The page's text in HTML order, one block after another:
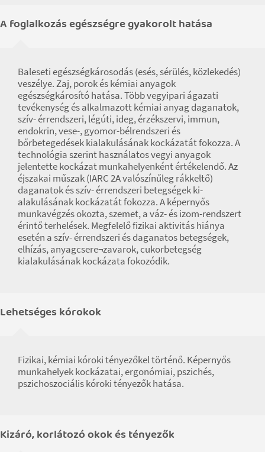
A foglalkozás egészségre gyakorolt hatása
Baleseti egészségkárosodás (esés, sérülés, közlekedés)
veszélye. Zaj, porok és kémiai anyagok
egészségkárosító hatása. Több vegyipari ágazati
tevékenység és alkalmazott kémiai anyag daganatok,
szív- érrendszeri, légúti, ideg, érzékszervi, immun,
endokrin, vese-, gyomor-bélrendszeri és
bőrbetegedések kialakulásának kockázatát fokozza. A
technológia szerint használatos vegyi anyagok
jelentette kockázat munkahelyenként értékelendő. Az
éjszakai műszak (IARC 2A valószínűleg rákkeltő)
daganatok és szív- érrendszeri betegségek ki-
alakulásának kockázatát fokozza. A képernyős
munkavégzés okozta, szemet, a váz- és izom-rendszert
érintő terhelések. Megfelelő fizikai aktivitás hiánya
esetén a szív- érrendszeri és daganatos betegségek,
elhízás, anyagcsere¬zavarok, cukorbetegség
kialakulásának kockázata fokozódik.
Lehetséges kórokok
Fizikai, kémiai kóroki tényezőkel történő. Képernyős
munkahelyek kockázatai, ergonómiai, pszichés,
pszichoszociális kóroki tényezők hatása.
Kizáró, korlátozó okok és tényezők